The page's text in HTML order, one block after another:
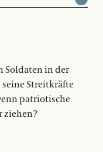
Soldaten in der
Streitkräfte
patriotische
ziehen?